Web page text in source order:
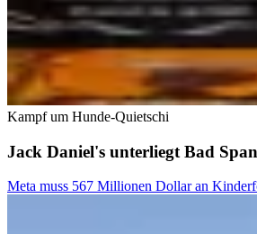
Kampf um Hunde-Quietschi
Jack Daniel's unterliegt Bad
Meta muss 567 Millionen Dollar an